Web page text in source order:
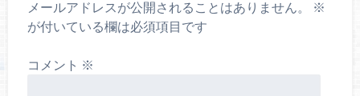
メールアドレスが公開されることはありません。
※
が付いている欄は必須項目です
コメント ※